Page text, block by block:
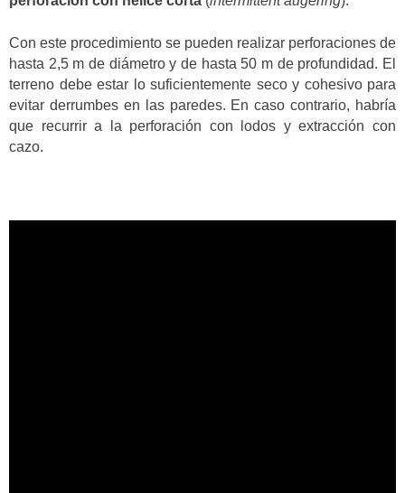
Con este procedimiento se pueden realizar perforaciones de
hasta 2,5 m de diámetro y de hasta 50 m de profundidad. El
terreno debe estar lo suficientemente seco y cohesivo para
evitar derrumbes en las paredes. En caso contrario, habría
que recurrir a la perforación con lodos y extracción con
cazo.